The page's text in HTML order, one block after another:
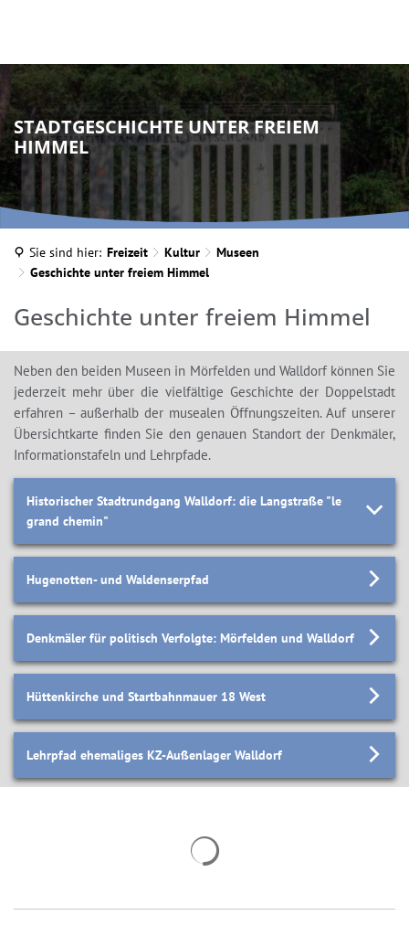
STADTGESCHICHTE UNTER FREIEM
HIMMEL
Sie sind hier: Freizeit Kultur
Museen
Geschichte unter freiem Himmel
Geschichte
unter
freiem
Himmel
Geschichte unter freiem Himmel
Neben den beiden Museen in Mörfelden und Walldorf können Sie
jederzeit mehr über die vielfältige Geschichte der Doppelstadt
erfahren – außerhalb der musealen Öffnungszeiten. Auf unserer
Übersichtkarte finden Sie den genauen Standort der Denkmäler,
Informationstafeln und Lehrpfade.
Historischer Stadtrundgang Walldorf: die Langstraße "le
grand chemin"
Hugenotten- und Waldenserpfad
Denkmäler für politisch Verfolgte: Mörfelden und Walldorf
Hüttenkirche und Startbahnmauer 18 West
Lehrpfad ehemaliges KZ-Außenlager Walldorf